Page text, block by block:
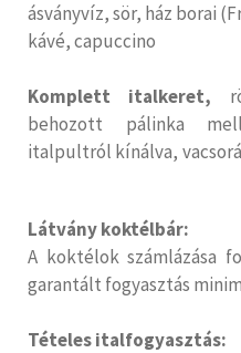
ásványvíz, sör, ház borai
kávé, capuccino
Komplett italkeret,
behozott pálinka
italpultról kínálva,
Látvány koktélbár:
A koktélok számlázása
garantált fogyasztás
Tételes italfogyasztás: